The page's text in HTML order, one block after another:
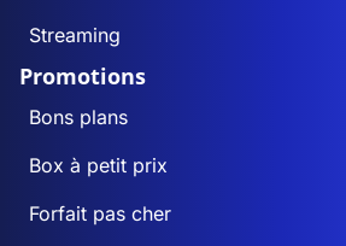
Streaming
Promotions
Bons plans
Box à petit prix
Forfait pas cher